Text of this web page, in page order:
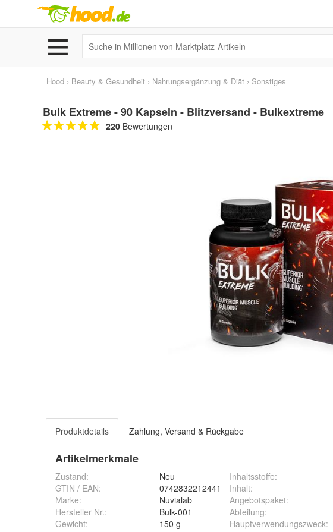
Hood › Beauty & Gesundheit › Nahrungsergänzung & Diät › Sonstiges
Bulk Extreme - 90 Kapseln - Blitzversand - Bulkextreme
220 Bewertungen
Produktdetails Zahlung, Versand & Rückgabe
Artikelmerkmale
Zustand:
Neu
GTIN / EAN:
0742832212441
Marke:
Nuvialab
Hersteller Nr.:
Bulk-001
Gewicht: 150 g
Inhaltsstoffe:
Inhalt:
Angebotspaket:
Abteilung:
Hauptverwendungszweck: